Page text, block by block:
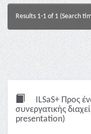
Results 1-1 of 1 (Search
ILSaS+ Προς
συνεργατικής
presentation)